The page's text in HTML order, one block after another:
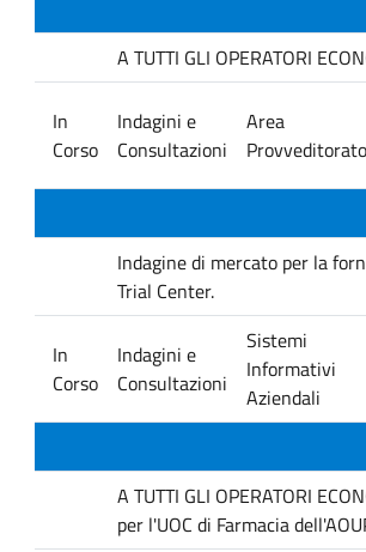
A TUTTI GLI OPERATORI
In
Corso
Indagini e
Consultazioni
Area
Provveditorato
Indagine di mercato per la
Trial Center.
In
Corso
Indagini e
Consultazioni
Sistemi
Informativi
Aziendali
A TUTTI GLI OPERATORI
per l'UOC di Farmacia